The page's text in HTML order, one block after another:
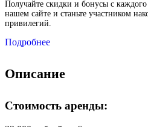
Получайте скидки и бонусы с каждого
нашем сайте и станьте участником
привилегий.
Подробнее
Описание
Стоимость аренды: